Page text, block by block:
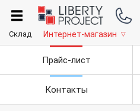
Склад Интернет-магазин ▽
Прайс-лист
Контакты